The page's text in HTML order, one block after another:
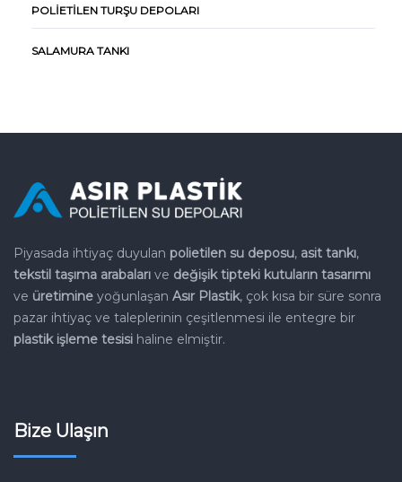
POLIETILEN TURŞU DEPOLARI
SALAMURA TANKI
Piyasada ihtiyaç duyulan polietilen su deposu, asit tankı,
tekstil taşıma arabaları ve değişik tipteki kutuların tasarımı
ve üretimine yoğunlaşan Asır Plastik, çok kısa bir süre sonra
pazar ihtiyaç ve taleplerinin çeşitlenmesi ile entegre bir
plastik işleme tesisi haline elmiştir.
Bize Ulaşın